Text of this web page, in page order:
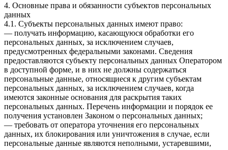
4. Основные права и обязанности субъектов персональных
данных
4.1. Субъекты персональных данных имеют право:
— получать информацию, касающуюся обработки его
персональных данных, за исключением случаев,
предусмотренных федеральными законами. Сведения
предоставляются субъекту персональных данных Оператором
в доступной форме, и в них не должны содержаться
персональные данные, относящиеся к другим субъектам
персональных данных, за исключением случаев, когда
имеются законные основания для раскрытия таких
персональных данных. Перечень информации и порядок ее
получения установлен Законом о персональных данных;
— требовать от оператора уточнения его персональных
данных, их блокирования или уничтожения в случае, если
персональные данные являются неполными, устаревшими,